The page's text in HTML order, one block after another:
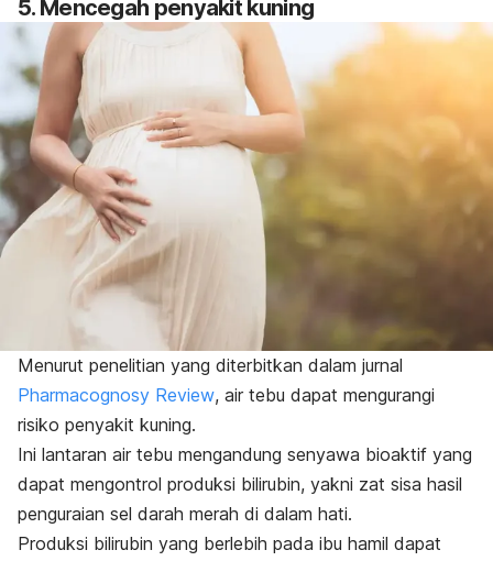
5. Mencegah penyakit kuning
Menurut penelitian yang diterbitkan dalam jurnal
Pharmacognosy Review, air tebu dapat mengurangi
risiko penyakit kuning.
Ini lantaran air tebu mengandung senyawa bioaktif yang
dapat mengontrol produksi bilirubin, yakni zat sisa hasil
penguraian sel darah merah di dalam hati.
Produksi bilirubin yang berlebih pada ibu hamil dapat